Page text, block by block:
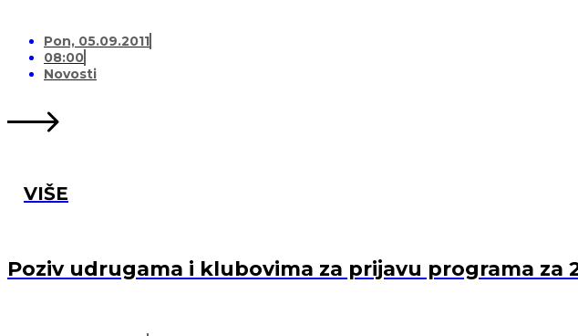
Pon, 05.09.2011
08:00
Novosti
VIŠE
Poziv udrugama i klubovima za prijavu programa za